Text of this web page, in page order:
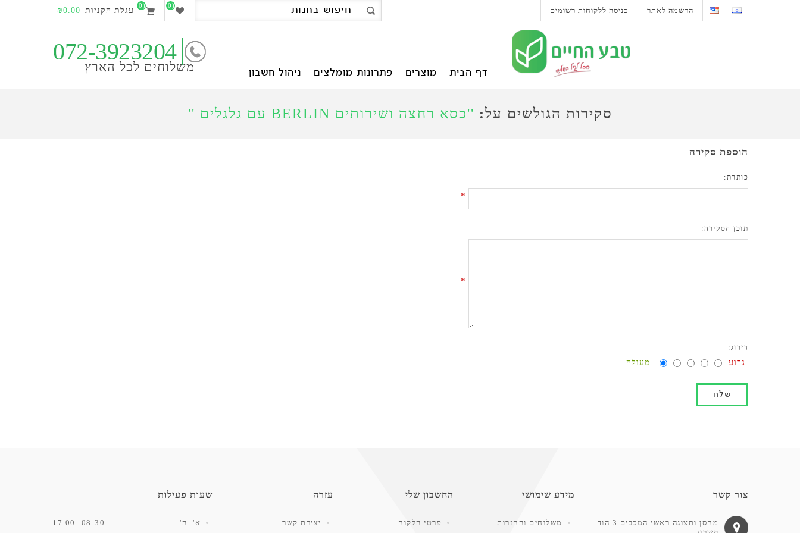
הרשמה לאתר כניסה ללקוחות רשומים
(0)
(0)
עגלת הקניות ₪0.00
דף הבית מוצרים פתרונות מומלצים ניהול חשבון
072-3923204
משלוחים לכל הארץ
סקירות הגולשים על: כסא רחצה ושירותים BERLIN עם גלגלים
הוספת סקירה
כותרת:
*
תוכן הסקירה:
*
דירוג:
גרוע מעולה
צור קשר
מחסן ותצוגה ראשי המכבים 3 הוד
מידע שימושי
משלוחים והחזרות
החשבון שלי
פרטי הלקוח
עזרה
יצירת קשר
שעות פעילות
א'- ה' 08:30- 17.00